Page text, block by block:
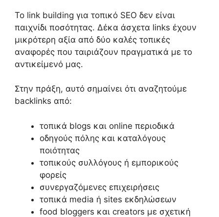
Το link building για τοπικό SEO δεν είναι
παιχνίδι ποσότητας. Δέκα άσχετα links έχουν
μικρότερη αξία από δύο καλές τοπικές
αναφορές που ταιριάζουν πραγματικά με το
αντικείμενό μας.
Στην πράξη, αυτό σημαίνει ότι αναζητούμε
backlinks από:
τοπικά blogs και online περιοδικά
οδηγούς πόλης και καταλόγους
ποιότητας
τοπικούς συλλόγους ή εμπορικούς
φορείς
συνεργαζόμενες επιχειρήσεις
τοπικά media ή sites εκδηλώσεων
food bloggers και creators με σχετική